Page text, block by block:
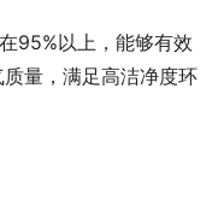
95%以上，能够有效
量，满足高洁净度环